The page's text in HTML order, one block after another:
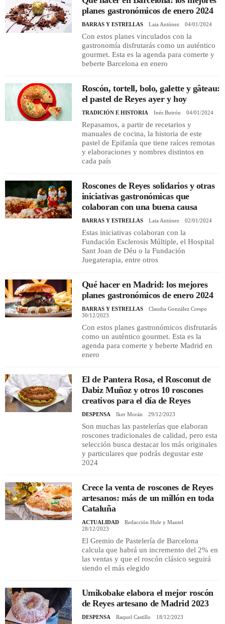
planes gastronómicos de enero 2024
BARRAS Y ESTRELLAS Laia Antúnez 04/01/2024
Con estos planes vinculados con la
gastronomía disfrutarás como un auténtico
gourmet. Esta es la agenda para comerte y
beberte Barcelona en enero
Roscón, tortell, bolo, galette y gâteau:
el pastel de Reyes ayer y hoy
TRADICIÓN E HISTORIA Inés Butrón 04/01/2024
Repasamos, a partir de recetarios y
manuales de cocina, la historia de este
pastel de Epifanía que tiene raíces remotas
y elaboraciones y nombres distintos en
cada país
Roscones de Reyes solidarios y otras
iniciativas gastronómicas que
colaboran con una buena causa
BARRAS Y ESTRELLAS Laia Antúnez 02/01/2024
Estas iniciativas colaboran con la
Fundación Esclerosis Múltiple, el Hospital
Sant Joan de Déu o la Fundación
Juegaterapia, entre otros
Qué hacer en Madrid: los mejores
planes gastronómicos de enero 2024
BARRAS Y ESTRELLAS
Claudia González Crespo
30/12/2023
Con estos planes gastronómicos disfrutarás
como un auténtico gourmet. Esta es la
agenda para comerte y beberte Madrid en
enero
El de Pantera Rosa, el Rosconut de
Dabiz Muñoz y otros 10 roscones
creativos para el día de Reyes
DESPENSA Iker Morán 29/12/2023
Son muchas las pastelerías que elaboran
roscones tradicionales de calidad, pero esta
selección busca destacar los más originales
y particulares que podrás degustar este
2024
Crece la venta de roscones de Reyes
artesanos: más de un millón en toda
Cataluña
ACTUALIDAD
Redacción Hule y Mantel
28/12/2023
El Gremio de Pastelería de Barcelona
calcula que habrá un incremento del 2% en
las ventas y que el roscón clásico seguirá
siendo el más elegido
Umikobake elabora el mejor roscón
de Reyes artesano de Madrid 2023
DESPENSA Raquel Castillo 18/12/2023